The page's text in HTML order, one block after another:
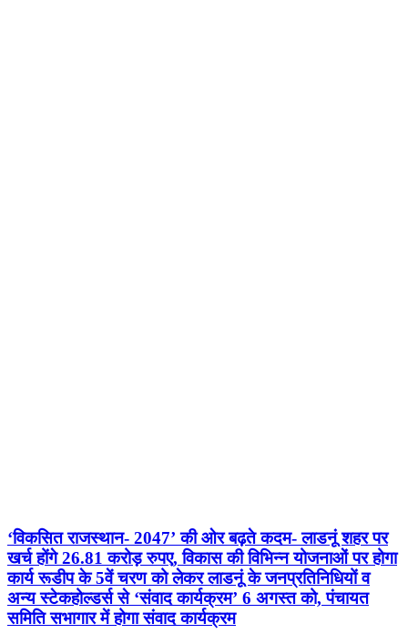
‘विकसित राजस्थान- 2047’ की ओर बढ़ते कदम- लाडनूं शहर पर
खर्च होंगे 26.81 करोड़ रुपए, विकास की विभिन्न योजनाओं पर होगा
कार्य रूडीप के 5वें चरण को लेकर लाडनूं के जनप्रतिनिधियों व
अन्य स्टेकहोल्डर्स से ‘संवाद कार्यक्रम’ 6 अगस्त को, पंचायत
समिति सभागार में होगा संवाद कार्यक्रम